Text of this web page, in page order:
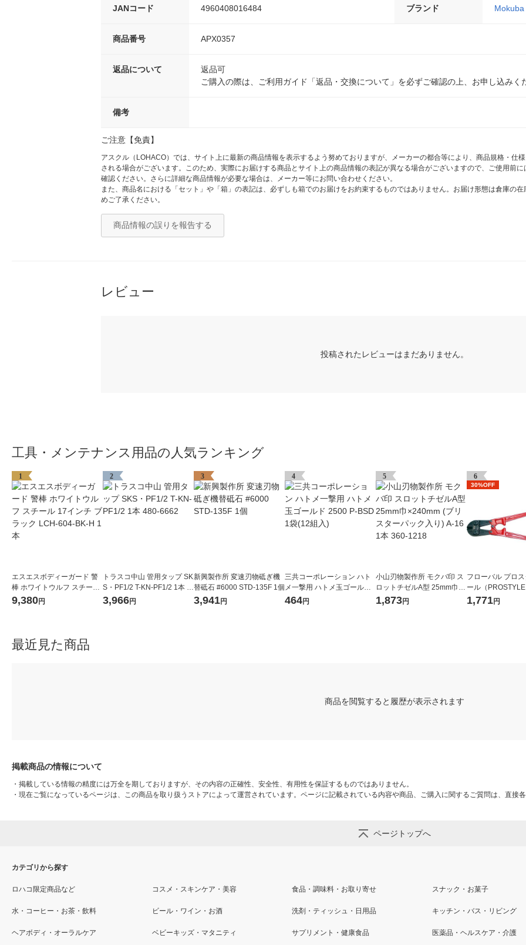
JANコード 4960408016484 ブランド Mokuba
商品番号 APX0357
返品について
返品可
ご購入の際は、ご利用ガイド「返品・交換について」を必ずご確認の上、お申し込みく
備考
ご注意【免責】
アスクル（LOHACO）では、サイト上に最新の商品情報を表示するよう努めておりますが、メーカーの都合等により、商品規格・仕
される場合がございます。このため、実際にお届けする商品とサイト上の商品情報の表記が異なる場合がございますので、ご使用前
確認ください。さらに詳細な商品情報が必要な場合は、メーカー等にお問い合わせください。
また、商品名における「セット」や「箱」の表記は、必ずしも箱でのお届けをお約束するものではありません。お届け形態は倉庫の
めご了承ください。
商品情報の誤りを報告する
レビュー
投稿されたレビューはまだありません。
工具・メンテナンス用品の人気ランキング
1
エスエスボディーガード 警
棒 ホワイトウルフ スチール
17インチ ブラック LCH-604
9,380円
2
トラスコ中山 管用タップ SK
S・PF1/2 T-KN-PF1/2 1本 4
80-6662
3,966円
3
新興製作所 変速刃物砥ぎ機
替砥石 #6000 STD-135F 1個
3,941円
4
三共コーポレーション ハト
メ一撃用 ハトメ玉ゴールド
2500 P-BSD 1袋(12組入)
464円
5
小山刃物製作所 モクバ印 ス
ロットチゼルA型 25mm巾×2
40mm (ブリスターパック入
1,873円
6
30%OFF
フローバル プロ
ール（
ボルトクリッパー
1,771円
最近見た商品
商品を閲覧すると履歴が表示されます
掲載商品の情報について
・ 掲載している情報の精度には万全を期しておりますが、その内容の正確性、安全性、有用性を保証するものではありません。
・ 現在ご覧になっているページは、この商品を取り扱うストアによって運営されています。ページに記載されている内容や商品、ご購入に関するご質問は、直接
ページトップへ
カテゴリから探す
ロハコ限定商品など コスメ・スキンケア・美容 食品・調味料・お取り寄せ スナック・お菓子
水・コーヒー・お茶・飲料 ビール・ワイン・お酒 洗剤・ティッシュ・日用品 キッチン・バス・リビング
ヘアボディ・オーラルケア ベビーキッズ・マタニティ サプリメント・健康食品 医薬品・ヘルスケア・介護